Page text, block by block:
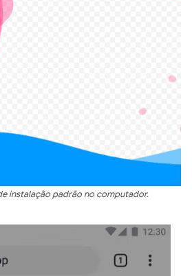
instalação padrão no computador.